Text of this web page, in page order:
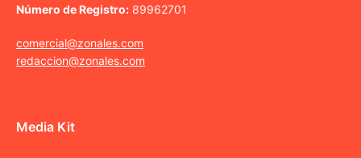
Número de Registro: 89962701
comercial@zonales.com
redaccion@zonales.com
Media Kit